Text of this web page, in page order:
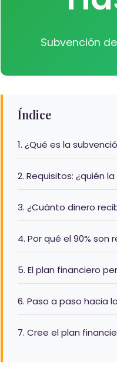
Subvención
Índice
1. ¿Qué es la
2. Requisitos: ¿quién
3. ¿Cuánto dinero
4. Por qué el 90% son
5. El plan financiero
6. Paso a paso hacia
7. Cree el plan